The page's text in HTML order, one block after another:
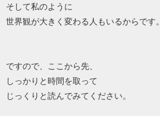
そして私のように
世界観が大きく変わる人もいるからです。
ですので、ここから先、
しっかりと時間を取って
じっくりと読んでみてください。